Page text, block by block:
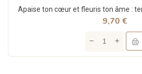
9,70 €